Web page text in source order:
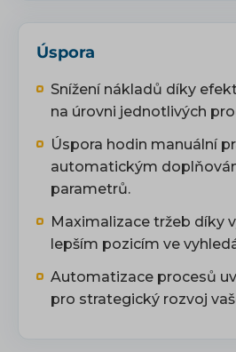
Úspora
Snížení nákladů díky
na úrovni jednotlivých
Úspora hodin manuální
automatickým
parametrů.
Maximalizace tržeb díky
lepším pozicím ve
Automatizace procesů
pro strategický rozvoj